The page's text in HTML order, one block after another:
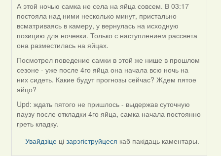
In
reply
to
by
Harrier
А этой ночью самка не села на яйца совсем. В 03:17
постояла над ними несколько минут, пристально
всматриваясь в камеру, у вернулась на исходную
позицию для ночевки. Только с наступлением рассвета
она разместилась на яйцах.
Посмотрел поведение самки в этой же нише в прошлом
сезоне - уже после 4го яйца она начала всю ночь на
них сидеть. Какие будут прогнозы сейчас? Ждем пятое
яйцо?
Upd: ждать пятого не пришлось - выдержав суточную
паузу после откладки 4го яйца, самка начала постоянно
греть кладку.
Увайдзіце цізарэгіструйцеся каб пакідаць каментары.